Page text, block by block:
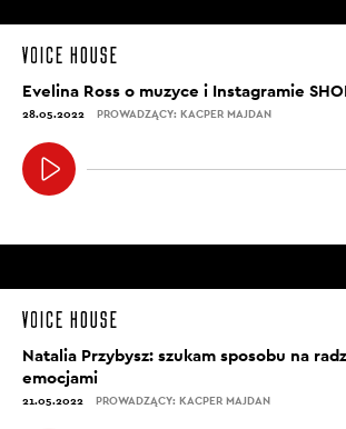
Evelina Ross o muzyce i Instagramie
28.05.2022 PROWADZĄCY: KACPER MAJDAN
Natalia Przybysz: szukam sposobu na
emocjami
21.05.2022 PROWADZĄCY: KACPER MAJDAN